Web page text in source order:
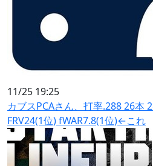
11/25 19:25
カブスPCAさん、打率.288 26本
FRV24(1位) fWAR7.8(1位)←これ